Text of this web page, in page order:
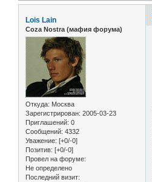
Lois Lain
Coza Nostra (мафия форума)
Откуда: Москва
Зарегистрирован: 2005-03-23
Приглашений: 0
Сообщений: 4332
Уважение: [+0/-0]
Позитив: [+0/-0]
Провел на форуме:
Не определено
Последний визит: